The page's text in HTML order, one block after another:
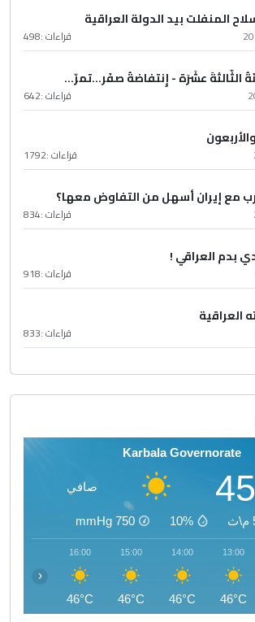
المنفلت بيد الدولة العراقية
قراءات :498
الثّالثةَ عشَرَة - إِنتفاضةُ صفَر…تمرّ...
قراءات :642
قراءات :1792
مع إيران أسهل من التفاوض معها؟
قراءات :834
بدم العراقي !
قراءات :918
العراقية
قراءات :833
Karbala Governorate
صافي
10%
750
mmHg
13:00
46°C
14:00
46°C
15:00
46°C
16:00
46°C
‹